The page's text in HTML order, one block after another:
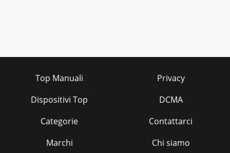
Top Manuali
Dispositivi Top
Categorie
Marchi
Privacy
DCMA
Contattarci
Chi siamo